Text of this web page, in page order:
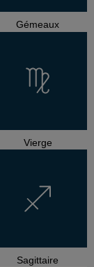
Gémeaux
Vierge
Sagittaire